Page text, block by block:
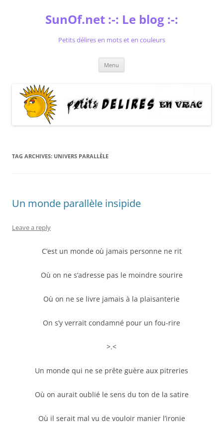
SunOf.net :-: Le blog :-:
Petits délires en mots et en couleurs
Menu
TAG ARCHIVES: UNIVERS PARALLÈLE
Un monde parallèle insipide
Leave a reply
C’est un monde où jamais personne ne rit
Où on ne s’adresse pas le moindre sourire
Où on ne se livre jamais à la plaisanterie
On s’y verrait condamné pour un fou-rire
>.<
Un monde qui ne se prête guère aux pitreries
Où on aurait oublié le sens du ton de la satire
Où il serait mal vu de vouloir manier l’ironie